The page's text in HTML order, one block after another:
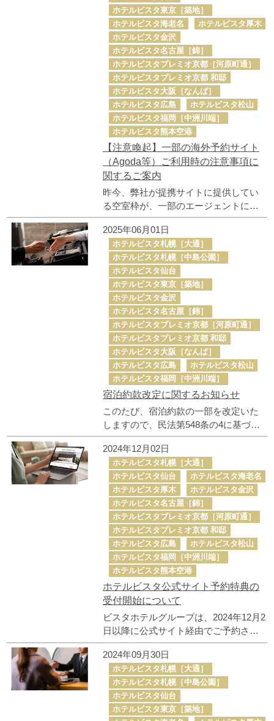
ホテルビスタ東京［築地］
ホテルビスタ海老名
ホテルビスタ厚木
ホテルビスタ金沢
ホテルビスタ名古屋［錦］
ホテルビスタプレミオ京都［河原町通］
ホテルビスタプレミオ京都 和邸
ホテルビスタ大阪［なんば］
ホテルビスタ広島
ホテルビスタ松山
ホテルビスタ福岡［中洲川端］
ホテルビスタ熊本空港
【注意喚起】一部の海外予約サイト
（Agoda等）ご利用時の注意事項に
関するご案内
昨今、弊社が提携サイトに提供してい
る空室枠が、一部のエージェントによ
る海外予約サイト（Agoda等）への転売
によりトラブルが発生しています。
尚、ホテルビスタにおいては上記トラ
ブルが解消するまでの間、Agodaの直接
販売を一時停止します。 トラブル回避
のためにも、ホテルビスタ公式サイト
からのご予約をお薦めします。
2025年06月01日
ホテルビスタ札幌［大通］
ホテルビスタ札幌［中島公園］
ホテルビスタ仙台
ホテルビスタ東京［築地］
ホテルビスタ金沢
ホテルビスタ名古屋［錦］
ホテルビスタプレミオ京都［河原町通］
ホテルビスタプレミオ京都 和邸
ホテルビスタ大阪［なんば］
ホテルビスタ広島
ホテルビスタ松山
ホテルビスタ福岡［中洲川端］
宿泊約款改定に関するお知らせ
このたび、宿泊約款の一部を改定いた
しますので、民法第548条の4に基づ
き、事前にご案内申し上げます。 改定
後の宿泊約款は、2025年8月1日（予
定）より適用開始いたします。
2024年12月02日
ホテルビスタ札幌［大通］
ホテルビスタ仙台
ホテルビスタ海老名
ホテルビスタ厚木
ホテルビスタ金沢
ホテルビスタ名古屋［錦］
ホテルビスタプレミオ京都［河原町通］
ホテルビスタプレミオ京都 和邸
ホテルビスタ広島
ホテルビスタ松山
ホテルビスタ福岡［中洲川端］
ホテルビスタ熊本空港
ホテルビスタ公式サイト予約特典の
受付開始について
ビスタホテルグループは、2024年12月2
日以降に公式サイト経由でご予約され
るお客様を対象に、新たなサービスを
はじめました。 最もお得な料金や公式
サイト限定の宿泊プランと客室、プラ
スアルファの快適さを、初めてホテル
ビスタをご利用されるお客様にも、”い
つもの” お客様にも。 すべてのお客様に
2024年09月30日
ホテルビスタ札幌［大通］
ホテルビスタ札幌［中島公園］
ホテルビスタ仙台
ホテルビスタ東京［築地］